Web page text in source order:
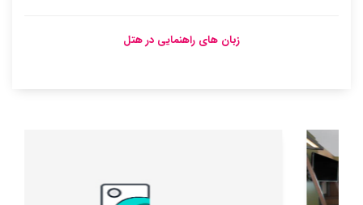
زبان های راهنمایی در هتل